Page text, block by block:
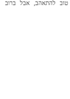
טוב להתאהב, אבל ברוב